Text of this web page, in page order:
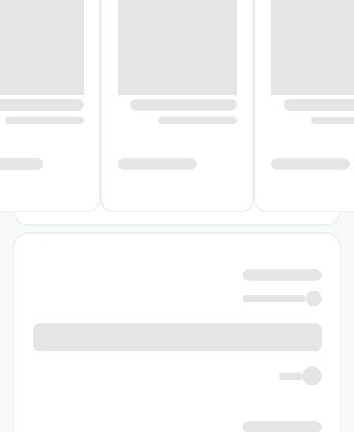
درباره کتاب مقدمات روانشناسی
بگیرد. کتاب نشان می‌دهد که لغزیدن افراد و حتی
اجتماع به سوی شیوه‌ای کم‌مایه و کاذب، همیشه
نیز در این روند نقش دارند. از همین‌رو، تغییر
سبک زندگی تنها با توصیه‌ای سطحی یا تصمیمی